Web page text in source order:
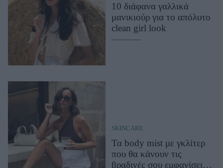
10 διάφανα γαλλικά
μανικιούρ για το απόλυτο
clean girl look
SKINCARE
Τα body mist με γκλίτερ
που θα κάνουν τις
βραδινές σου εμφανίσεις